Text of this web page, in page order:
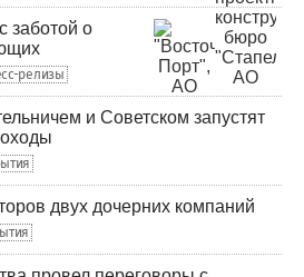
заботой о
релизы
и Советском запустят
двух дочерних компаний